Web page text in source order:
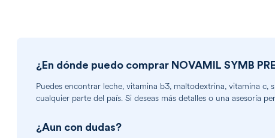
¿En dónde puedo comprar NOVAMIL SYMB
Puedes encontrar leche, vitamina b3, maltodextrina, vitamina c,
cualquier parte del país. Si deseas más detalles o una asesoría
¿Aun con dudas?